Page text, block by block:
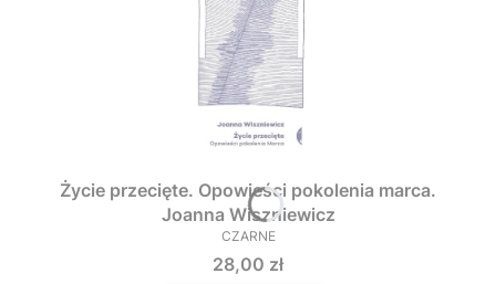
Życie przecięte. Opowieści pokolenia marca.
Joanna Wiszniewicz
PRODUCENT
CZARNE
Cena
28,00 zł